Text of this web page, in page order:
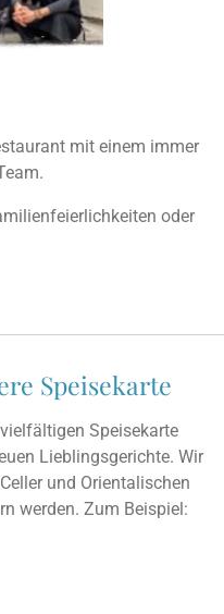
mit einem immer
oder
Speisekarte
Speisekarte
Lieblingsgerichte. Wir
und Orientalischen
werden. Zum Beispiel: